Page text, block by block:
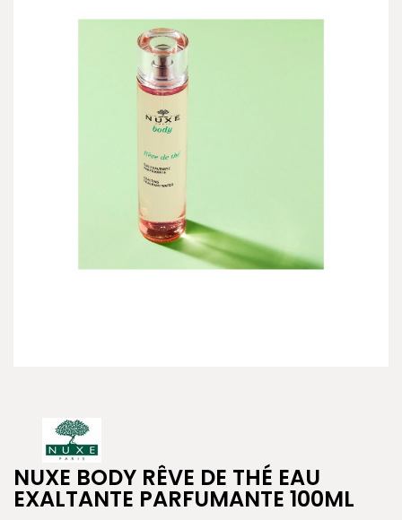
NUXE BODY RÊVE DE THÉ EAU
EXALTANTE PARFUMANTE 100ML